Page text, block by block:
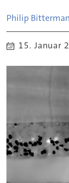
Philip
15. Januar